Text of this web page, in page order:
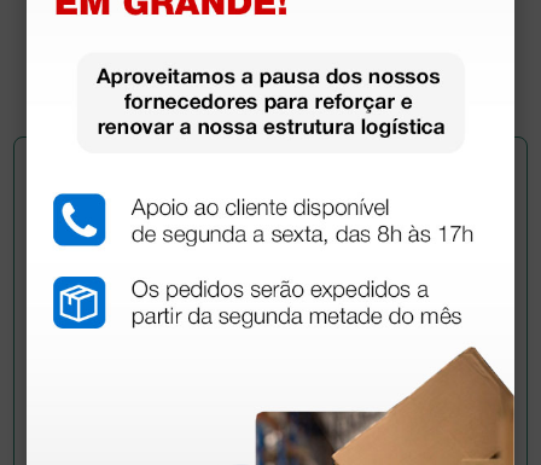
107,00 €
1 unidade
esclarecimentos? Envie agora a sua questão aos
colegas que já adquiriram este produto.